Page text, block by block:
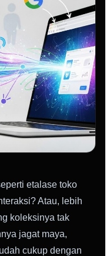
etalase toko
Atau, lebih
koleksinya tak
jagat maya,
cukup dengan